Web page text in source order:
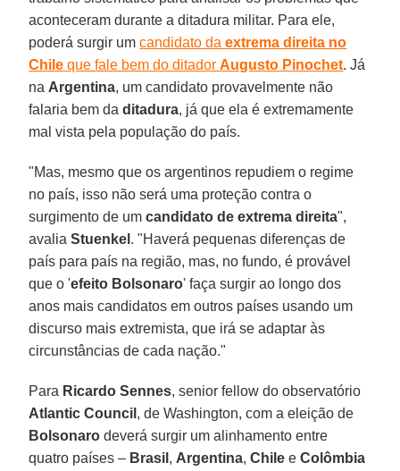
aconteceram durante a ditadura militar. Para ele,
poderá surgir umcandidato daextrema direita no
Chile que fale bem do ditadorAugusto Pinochet. Já
na Argentina, um candidato provavelmente não
falaria bem daditadura, já que ela é extremamente
mal vista pela população do país.
"Mas, mesmo que os argentinos repudiem o regime
no país, isso não será uma proteção contra o
surgimento de umcandidato de extrema direita",
avaliaStuenkel . "Haverá pequenas diferenças de
país para país na região, mas, no fundo, é provável
que o 'efeito Bolsonaro' faça surgir ao longo dos
anos mais candidatos em outros países usando um
discurso mais extremista, que irá se adaptar às
circunstâncias de cada nação."
Para Ricardo Sennes, senior fellow do observatório
Atlantic Council , de Washington, com a eleição de
Bolsonaro deverá surgir um alinhamento entre
quatro países – Brasil , Argentina,Chile eColômbia